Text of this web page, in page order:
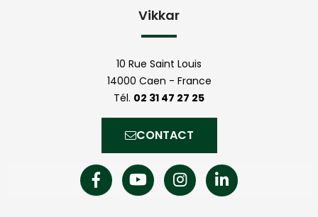
Vikkar
10 Rue Saint Louis
14000 Caen - France
Tél. 02 31 47 27 25
CONTACT